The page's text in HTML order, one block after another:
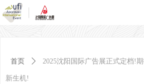
首页 ꄲ 2025沈阳国际广告展正式定档!
新生机!